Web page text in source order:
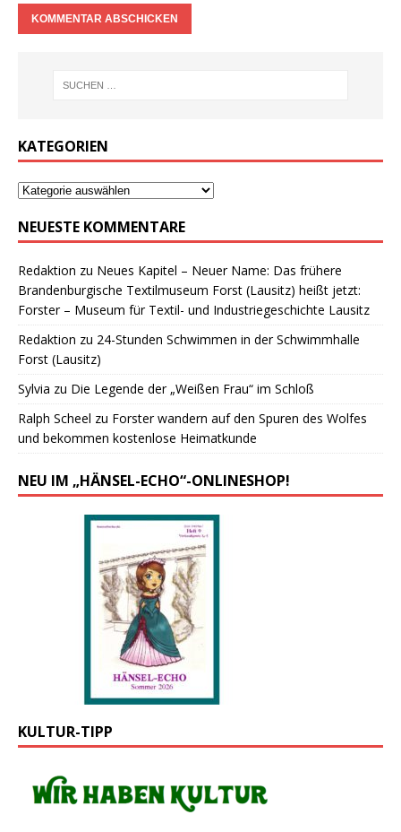
KATEGORIEN
NEUESTE KOMMENTARE
Redaktion zu Neues Kapitel – Neuer Name: Das frühere
Brandenburgische Textilmuseum Forst (Lausitz) heißt jetzt:
Forster – Museum für Textil- und Industriegeschichte Lausitz
Redaktion zu 24-Stunden Schwimmen in der Schwimmhalle
Forst (Lausitz)
Sylvia zu Die Legende der „Weißen Frau“ im Schloß
Ralph Scheel zu Forster wandern auf den Spuren des Wolfes
und bekommen kostenlose Heimatkunde
NEU IM „HÄNSEL-ECHO“-ONLINESHOP!
KULTUR-TIPP